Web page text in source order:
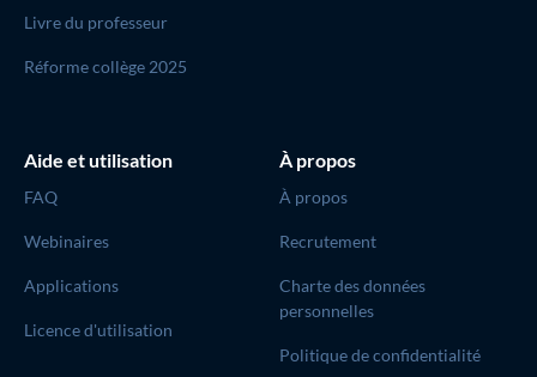
Livre du professeur
Réforme collège 2025
Aide et utilisation
FAQ
Webinaires
Applications
Licence d'utilisation
À propos
À propos
Recrutement
Charte des données
personnelles
Politique de confidentialité